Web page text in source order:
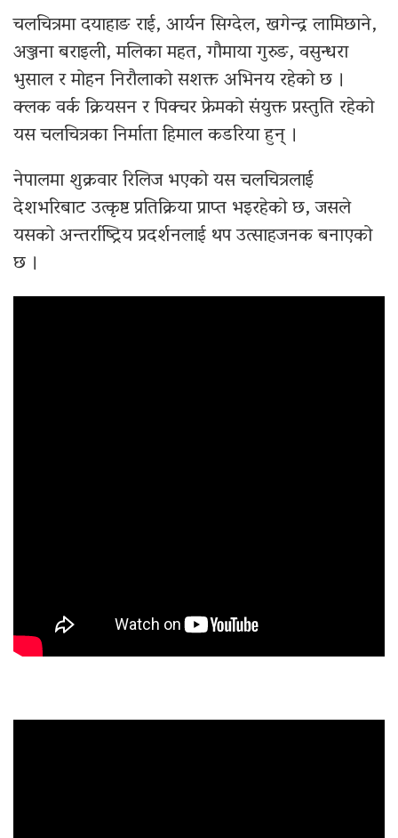
चलचित्रमा दयाहाङ राई, आर्यन सिग्देल, खगेन्द्र लामिछाने,
अञ्जना बराइली, मलिका महत, गौमाया गुरुङ, वसुन्धरा
भुसाल र मोहन निरौलाको सशक्त अभिनय रहेको छ ।
क्लक वर्क क्रियसन र पिक्चर फ्रेमको संयुक्त प्रस्तुति रहेको
यस चलचित्रका निर्माता हिमाल कडरिया हुन् ।
नेपालमा शुक्रवार रिलिज भएको यस चलचित्रलाई
देशभरिबाट उत्कृष्ट प्रतिक्रिया प्राप्त भइरहेको छ, जसले
यसको अन्तर्राष्ट्रिय प्रदर्शनलाई थप उत्साहजनक बनाएको
छ ।